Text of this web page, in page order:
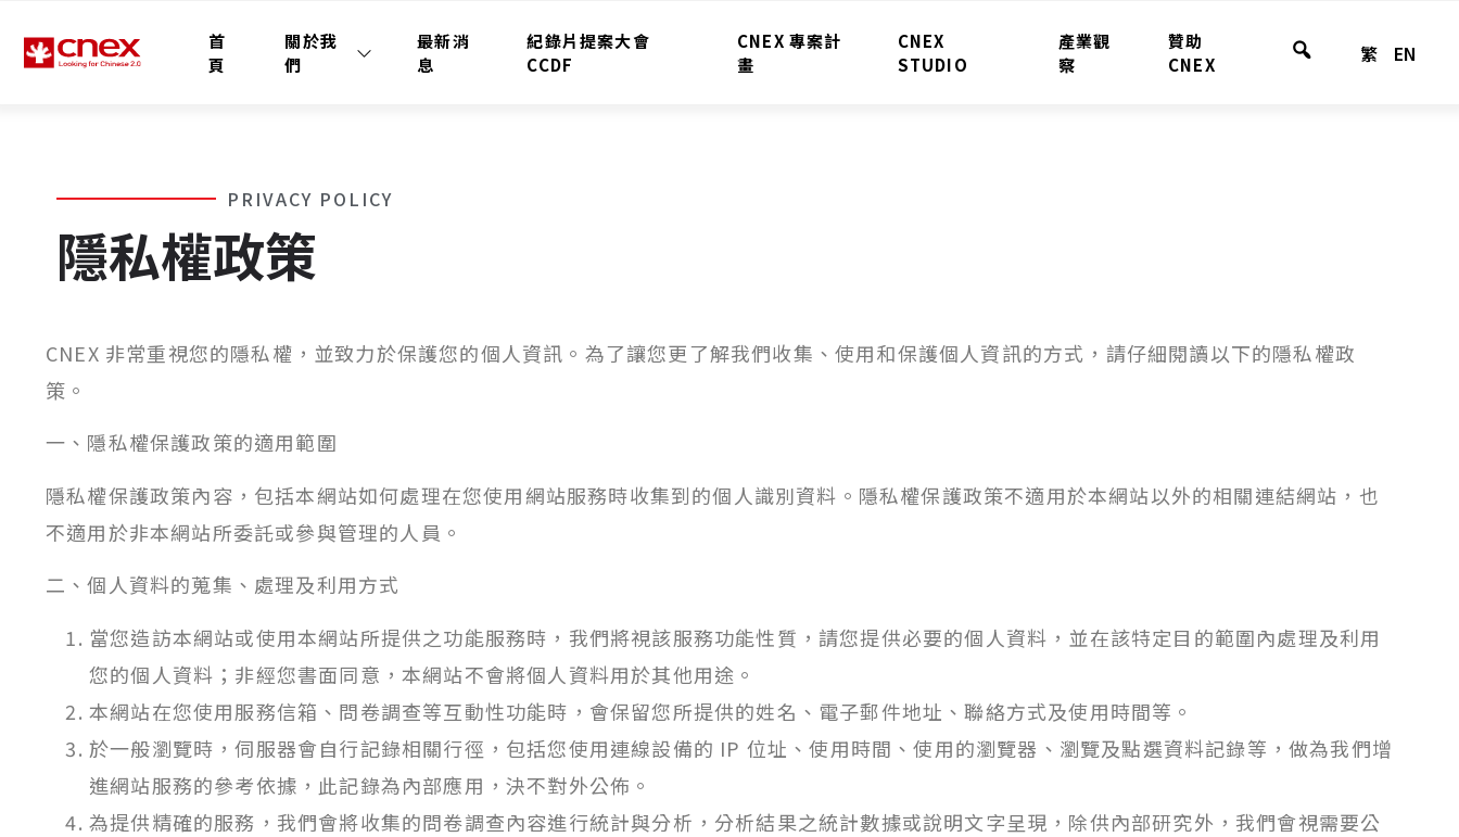
首
頁
關於我
們
最新消
息
紀錄片提案大會
CCDF
CNEX 專案計
畫
CNEX
STUDIO
產業觀
察
贊助
CNEX
全
繁 EN
PRIVACY POLICY
隱私權政策
CNEX 非常重視您的隱私權，並致力於保護您的個人資訊。為了讓您更了解我們收集、使用和保護個人資訊的方式，請仔細閱讀以下的隱私權政
策。
一、隱私權保護政策的適用範圍
隱私權保護政策內容，包括本網站如何處理在您使用網站服務時收集到的個人識別資料。隱私權保護政策不適用於本網站以外的相關連結網站，也
不適用於非本網站所委託或參與管理的人員。
二、個人資料的蒐集、處理及利用方式
當您造訪本網站或使用本網站所提供之功能服務時，我們將視該服務功能性質，請您提供必要的個人資料，並在該特定目的範圍內處理及利用
您的個人資料；非經您書面同意，本網站不會將個人資料用於其他用途。
本網站在您使用服務信箱、問卷調查等互動性功能時，會保留您所提供的姓名、電子郵件地址、聯絡方式及使用時間等。
於一般瀏覽時，伺服器會自行記錄相關行徑，包括您使用連線設備的 IP 位址、使用時間、使用的瀏覽器、瀏覽及點選資料記錄等，做為我們增
進網站服務的參考依據，此記錄為內部應用，決不對外公佈。
為提供精確的服務，我們會將收集的問卷調查內容進行統計與分析，分析結果之統計數據或說明文字呈現，除供內部研究外，我們會視需要公